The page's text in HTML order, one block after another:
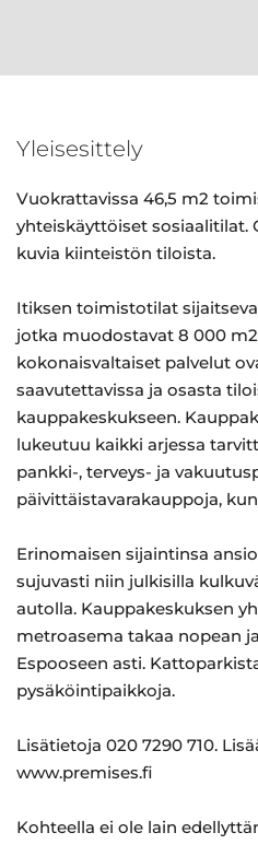
Yleisesittely
Vuokrattavissa 46,5 m2
yhteiskäyttöiset sosiaalitilat.
kuvia kiinteistön tiloista.
Itiksen toimistotilat
jotka muodostavat 8 000
kokonaisvaltaiset palvelut
saavutettavissa ja osasta
kauppakeskukseen.
lukeutuu kaikki arjessa
pankki-, terveys- ja
päivittäistavarakauppoja,
Erinomaisen sijaintinsa
sujuvasti niin julkisilla
autolla. Kauppakeskuksen
metroasema takaa nopean
Espooseen asti.
pysäköintipaikkoja.
Lisätietoja 020 7290 710.
www.premises.fi
Kohteella ei ole lain